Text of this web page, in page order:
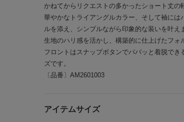
かねてからリクエストの多かったショート丈の
華やかなトライアングルカラー、そして袖には
ルを添え、シンプルながら印象的な装いを叶え
生地のハリ感を活かし、構築的に仕上げたフォ
フロントはスナップボタンでパパッと着脱で
ズです。
〔品番〕AM2601003
アイテムサイズ